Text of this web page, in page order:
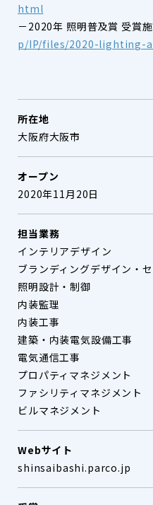
html
－2020年 照明普及賞 受賞
p/IP/files/2020-lighting-
所在地
大阪府大阪市
オープン
2020年11月20日
担当業務
インテリアデザイン
ブランディングデザイン・
照明設計・制御
内装監理
内装工事
建築・内装電気設備工事
電気通信工事
プロパティマネジメント
ファシリティマネジメント
ビルマネジメント
Webサイト
shinsaibashi.parco.jp